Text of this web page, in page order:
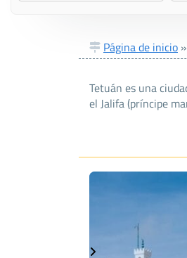
Página de inicio »
Tetuán es una
el Jalifa (príncipe